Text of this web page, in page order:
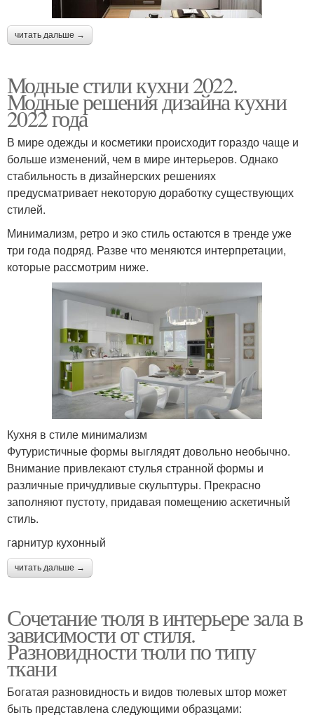
читать дальше →
Модные стили кухни 2022.
Модные решения дизайна кухни
2022 года
В мире одежды и косметики происходит гораздо чаще и
больше изменений, чем в мире интерьеров. Однако
стабильность в дизайнерских решениях
предусматривает некоторую доработку существующих
стилей.
Минимализм, ретро и эко стиль остаются в тренде уже
три года подряд. Разве что меняются интерпретации,
которые рассмотрим ниже.
Кухня в стиле минимализм
Футуристичные формы выглядят довольно необычно.
Внимание привлекают стулья странной формы и
различные причудливые скульптуры. Прекрасно
заполняют пустоту, придавая помещению аскетичный
стиль.
гарнитур кухонный
читать дальше →
Сочетание тюля в интерьере зала в
зависимости от стиля.
Разновидности тюли по типу
ткани
Богатая разновидность и видов тюлевых штор может
быть представлена следующими образцами: